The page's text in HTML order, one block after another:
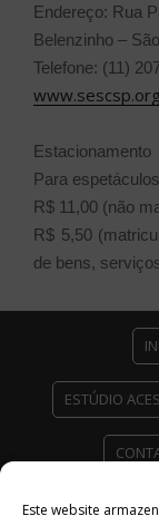
Este website
Endereço: Rua
Belenzinho –
Telefone: (11)
Estacionamento
Para
R$ 11,00 (não
R$ 5,50
de bens,
ESTÚDIO